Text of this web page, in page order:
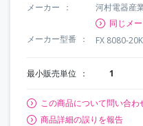
メーカー
河村電器産
同じメ
メーカー型番
FX 8080-20K
最小販売単位 1
この商品について問い合わ
商品詳細の誤りを報告